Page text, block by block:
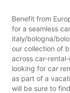
Benefit from
for a seamless
italy/bologna/
our collection of
across car-
looking for car
as part of a
will be sure to